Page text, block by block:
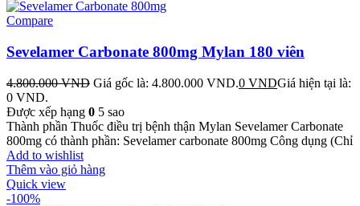
Compare
Sevelamer Carbonate 800mg Mylan 180 viên
4.800.000VND Giá gốc là: 4.800.000 VND.0 VNDGiá hiện tại là:
0 VND.
Được xếp hạng 0 5 sao
Thành phần Thuốc điều trị bệnh thận Mylan Sevelamer Carbonate
800mg có thành phần: Sevelamer carbonate 800mg Công dụng (Chỉ
Add to wishlist
Thêm vào giỏ hàng
Quick view
-100%